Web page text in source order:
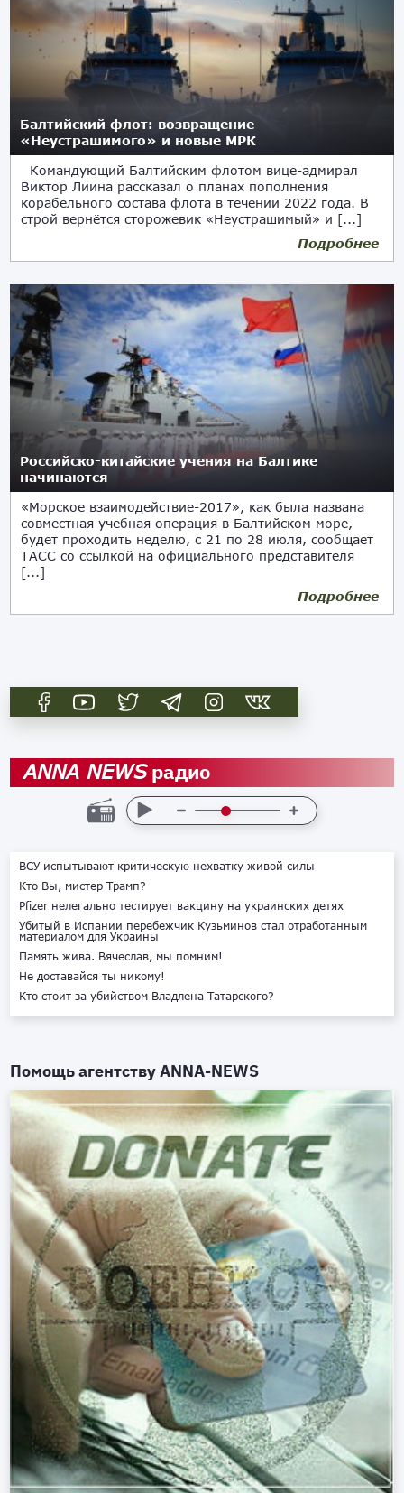
Балтийский флот: возвращение
«Неустрашимого» и новые МРК
Командующий Балтийским флотом вице-адмирал
Виктор Лиина рассказал о планах пополнения
корабельного состава флота в течении 2022 года. В
строй вернётся сторожевик «Неустрашимый» и [...]
Подробнее
Российско-китайские учения на Балтике
начинаются
«Морское взаимодействие-2017», как была названа
совместная учебная операция в Балтийском море,
будет проходить неделю, с 21 по 28 июля, сообщает
ТАСС со ссылкой на официального представителя
[...]
Подробнее
ANNA NEWSрадио
ВСУ испытывают критическую нехватку живой силы
Кто Вы, мистер Трамп?
Pfizer нелегально тестирует вакцину на украинских детях
Убитый в Испании перебежчик Кузьминов стал отработанным
материалом для Украины
Память жива. Вячеслав, мы помним!
Не доставайся ты никому!
Кто стоит за убийством Владлена Татарского?
Помощь агентствуANNA-NEWS